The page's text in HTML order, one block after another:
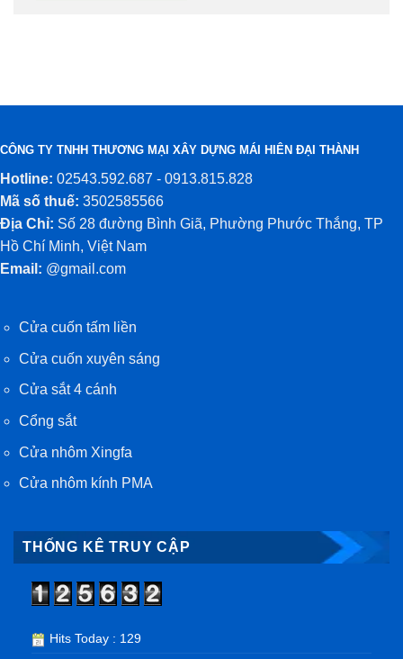
CÔNG TY TNHH THƯƠNG MẠI XÂY DỰNG MÁI HIÊN ĐẠI THÀNH
Hotline: 02543.592.687 - 0913.815.828
Mã số thuế: 3502585566
Địa Chỉ: Số 28 đường Bình Giã, Phường Phước Thắng, TP
Hồ Chí Minh, Việt Nam
Email: @gmail.com
Cửa cuốn tấm liền
Cửa cuốn xuyên sáng
Cửa sắt 4 cánh
Cổng sắt
Cửa nhôm Xingfa
Cửa nhôm kính PMA
THỐNG KÊ TRUY CẬP
Hits Today : 129